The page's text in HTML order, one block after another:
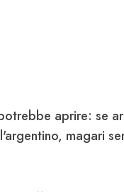
aprire: se
magari